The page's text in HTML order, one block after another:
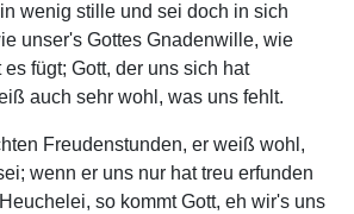
wenig stille und sei doch in sich
unser's Gottes Gnadenwille, wie
fügt; Gott, der uns sich hat
auch sehr wohl, was uns fehlt.
Freudenstunden, er weiß wohl,
wenn er uns nur hat treu erfunden
so kommt Gott, eh wir's uns